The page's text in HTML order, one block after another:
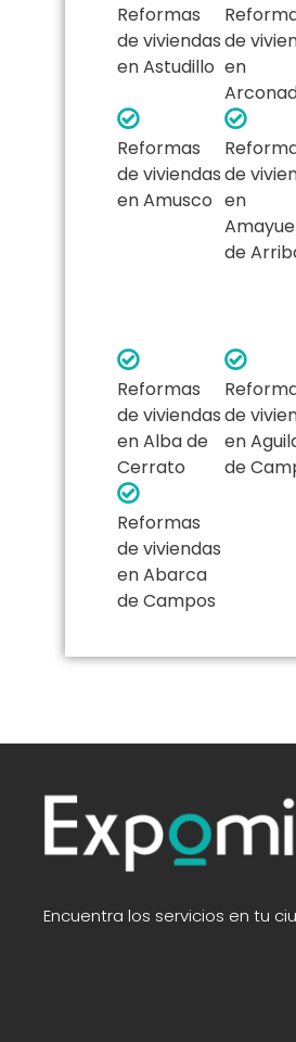
Reformas
de viviendas
en Astudillo
de
en
Reformas
de viviendas
en Amusco
de
en
de
Reformas
de viviendas
en Alba de
Cerrato
de
en
de
Reformas
de viviendas
en Abarca
de Campos
Encuentra los servicios en tu